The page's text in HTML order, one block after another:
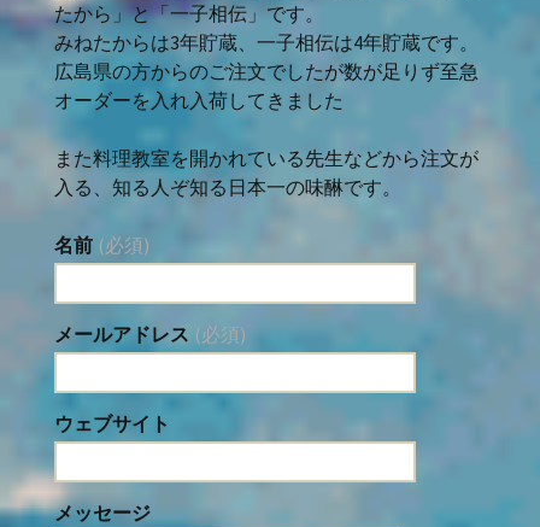
たから」と「一子相伝」です。
みねたからは3年貯蔵、一子相伝は4年貯蔵です。
広島県の方からのご注文でしたが数が足りず至急
オーダーを入れ入荷してきました
また料理教室を開かれている先生などから注文が
入る、知る人ぞ知る日本一の味醂です。
名前 (必須)
メールアドレス (必須)
ウェブサイト
メッセージ